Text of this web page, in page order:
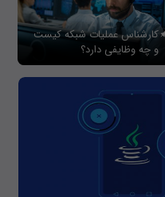
کارشناس عملیات شبکه کیست
و چه وظایفی دارد؟